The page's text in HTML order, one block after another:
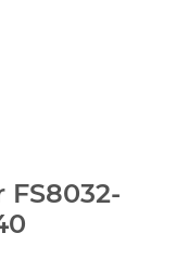
FS8032-